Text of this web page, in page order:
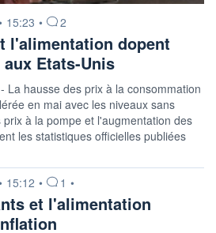
15:23 • 2
l'alimentation dopent
Etats-Unis
La hausse des prix à la consommation
en mai avec les niveaux sans
à la pompe et l'augmentation des
les statistiques officielles publiées
15:12 • 1 •
et l'alimentation